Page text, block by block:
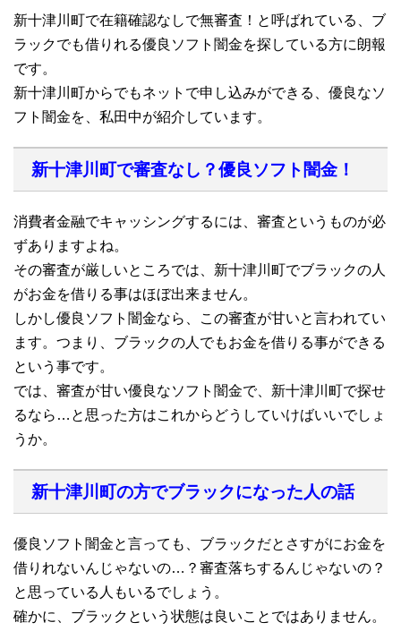
新十津川町で在籍確認なしで無審査！と呼ばれている、ブ
ラックでも借りれる優良ソフト闇金を探している方に朗報
です。
新十津川町からでもネットで申し込みができる、優良なソ
フト闇金を、私田中が紹介しています。
新十津川町で審査なし？優良ソフト闇金！
消費者金融でキャッシングするには、審査というものが必
ずありますよね。
その審査が厳しいところでは、新十津川町でブラックの人
がお金を借りる事はほぼ出来ません。
しかし優良ソフト闇金なら、この審査が甘いと言われてい
ます。つまり、ブラックの人でもお金を借りる事ができる
という事です。
では、審査が甘い優良なソフト闇金で、新十津川町で探せ
るなら…と思った方はこれからどうしていけばいいでしょ
うか。
新十津川町の方でブラックになった人の話
優良ソフト闇金と言っても、ブラックだとさすがにお金を
借りれないんじゃないの…？審査落ちするんじゃないの？
と思っている人もいるでしょう。
確かに、ブラックという状態は良いことではありません。